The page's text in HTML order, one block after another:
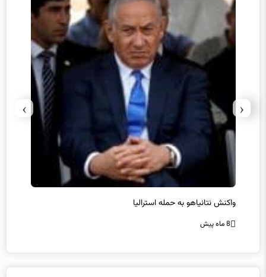
واکنش نتانیاهو به حمله استرالیا
8 ماه پیش
‹
›